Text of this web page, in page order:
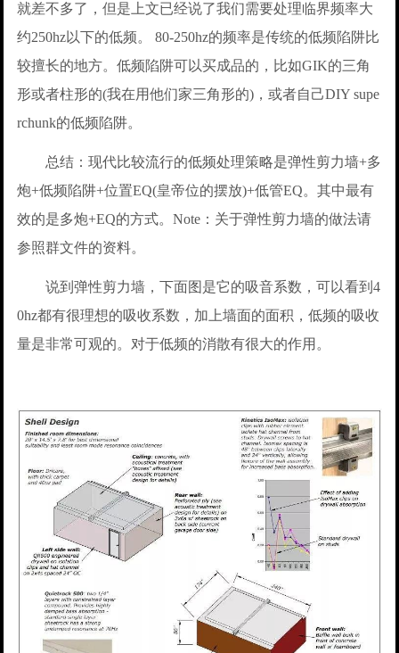
就差不多了，但是上文已经说了我们需要处理临界频率大
约250hz以下的低频。 80-250hz的频率是传统的低频陷阱比
较擅长的地方。低频陷阱可以买成品的，比如GIK的三角
形或者柱形的(我在用他们家三角形的)，或者自己DIY supe
rchunk的低频陷阱。
总结：现代比较流行的低频处理策略是弹性剪力墙+多
炮+低频陷阱+位置EQ(皇帝位的摆放)+低管EQ。其中最有
效的是多炮+EQ的方式。Note：关于弹性剪力墙的做法请
参照群文件的资料。
说到弹性剪力墙，下面图是它的吸音系数，可以看到4
0hz都有很理想的吸收系数，加上墙面的面积，低频的吸收
量是非常可观的。对于低频的消散有很大的作用。